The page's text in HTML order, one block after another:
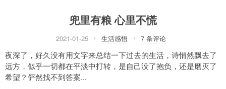
兜里有粮 心里不慌
2021-01-25 生活感悟 7 条评论
夜深了，好久没有用文字来总结一下过去的生活，诗悄然飘去了
远方，似乎一切都在平淡中打转，是自己没了抱负，还是磨灭了
希望？俨然找不到答案...